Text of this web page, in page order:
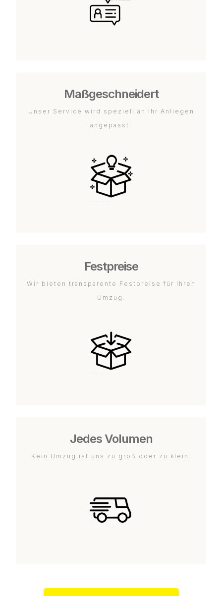
Maßgeschneidert
Unser Service wird speziell an Ihr Anliegen
angepasst.
Festpreise
Wir bieten transparente Festpreise für Ihren
Umzug.
Jedes Volumen
Kein Umzug ist uns zu groß oder zu klein.